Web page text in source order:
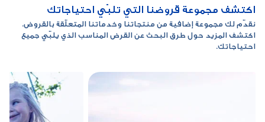
اكتشف مجموعة قروضنا التي تلبّي احتياجاتك
نقدّم لك مجموعة إضافية من منتجاتنا وخدماتنا المتعلّقة بالقروض.
اكتشف المزيد حول طرق البحث عن القرض المناسب الذي يلبّي جميع
احتياجاتك.